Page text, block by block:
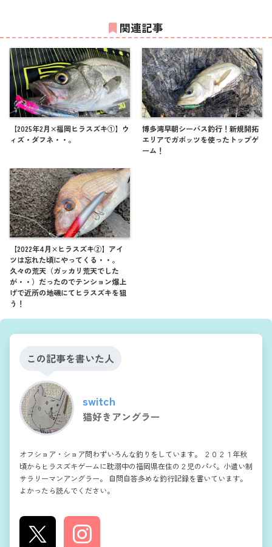
関連記事
【2025年2月×福岡ヒラスズキ①】ウ
ィズ・ダフネ・・。
博多湾早朝シーバス釣行！新規開拓
エリアでガボッツを使ったトップゲ
ーム！
【2022年4月×ヒラスズキ②】アイ
ツは忘れた頃にやってくる・・。
久々の荒天（ガッカリ荒天でした
が・・）だったのでテンション爆上
げで近所の地磯にてヒラスズキを狙
う！
この記事を書いた人
switch
猫好きアングラー
オフショア・ショア問わずいろんな釣りをしています。 ２０２１年秋
頃からヒラスズキゲームに耽溺中の福岡県在住の２児のパパ。小遣い制
サラリーマンアングラー。 自問自答多めな釣行記録を書いています。
よかったら読んでください。